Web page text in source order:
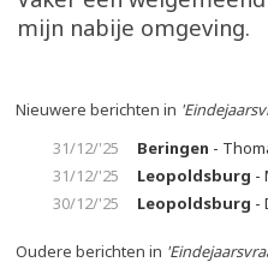
mijn nabije omgeving.
Nieuwere berichten in
31/12/'25
Beringen -
31/12/'25
Leopoldsburg -
30/12/'25
Leopoldsburg -
Oudere berichten in